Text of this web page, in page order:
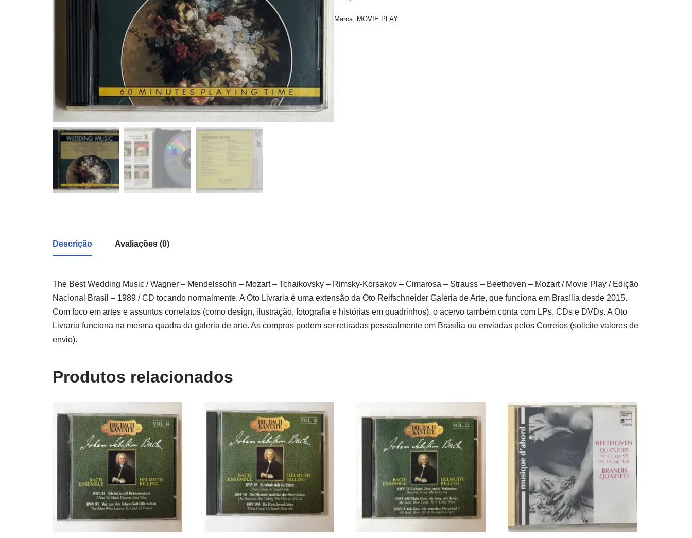
Marca: MOVIE PLAY
Descrição Avaliações (0)
The Best Wedding Music / Wagner – Mendelssohn – Mozart – Tchaikovsky – Rimsky-Korsakov – Cimarosa – Strauss – Beethoven – Mozart / Movie Play / Edição
Nacional Brasil – 1989 / CD tocando normalmente. A Oto Livraria é uma extensão da Oto Reifschneider Galeria de Arte, que funciona em Brasília desde 2015.
Com foco em artes e assuntos correlatos (como design, ilustração, fotografia e histórias em quadrinhos), o acervo também conta com LPs, CDs e DVDs. A Oto
Livraria funciona na mesma quadra da galeria de arte. As compras podem ser retiradas pessoalmente em Brasília ou enviadas pelos Correios (solicite valores de
envio).
Produtos relacionados